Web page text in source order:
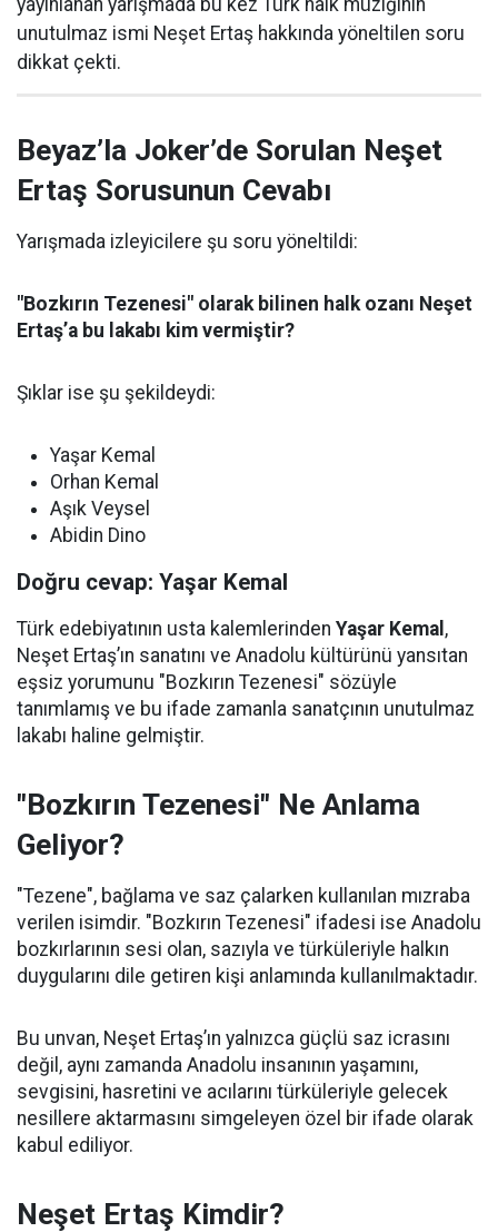
yayınlanan yarışmada bu kez Türk halk müziğinin
unutulmaz ismi Neşet Ertaş hakkında yöneltilen soru
dikkat çekti.
Beyaz’la Joker’de Sorulan Neşet
Ertaş Sorusunun Cevabı
Yarışmada izleyicilere şu soru yöneltildi:
"Bozkırın Tezenesi" olarak bilinen halk ozanı Neşet
Ertaş’a bu lakabı kim vermiştir?
Şıklar ise şu şekildeydi:
Yaşar Kemal
Orhan Kemal
Aşık Veysel
Abidin Dino
Doğru cevap: Yaşar Kemal
Türk edebiyatının usta kalemlerinden Yaşar Kemal ,
Neşet Ertaş’ın sanatını ve Anadolu kültürünü yansıtan
eşsiz yorumunu "Bozkırın Tezenesi" sözüyle
tanımlamış ve bu ifade zamanla sanatçının unutulmaz
lakabı haline gelmiştir.
"Bozkırın Tezenesi" Ne Anlama
Geliyor?
"Tezene", bağlama ve saz çalarken kullanılan mızraba
verilen isimdir. "Bozkırın Tezenesi" ifadesi ise Anadolu
bozkırlarının sesi olan, sazıyla ve türküleriyle halkın
duygularını dile getiren kişi anlamında kullanılmaktadır.
Bu unvan, Neşet Ertaş’ın yalnızca güçlü saz icrasını
değil, aynı zamanda Anadolu insanının yaşamını,
sevgisini, hasretini ve acılarını türküleriyle gelecek
nesillere aktarmasını simgeleyen özel bir ifade olarak
kabul ediliyor.
Neşet Ertaş Kimdir?